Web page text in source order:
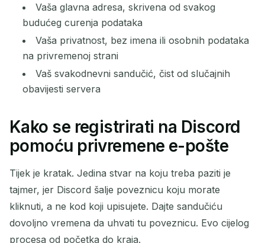
Čekanje na dolazne e-poruke...
Osvježi
Vaša glavna adresa, skrivena od svakog
budućeg curenja podataka
Vaša privatnost, bez imena ili osobnih podataka
na privremenoj strani
Vaš svakodnevni sandučić, čist od slučajnih
obavijesti servera
Kako se registrirati na Discord
pomoću privremene e-pošte
Tijek je kratak. Jedina stvar na koju treba paziti je
tajmer, jer Discord šalje poveznicu koju morate
kliknuti, a ne kod koji upisujete. Dajte sandučiću
dovoljno vremena da uhvati tu poveznicu. Evo cijelog
procesa od početka do kraja.